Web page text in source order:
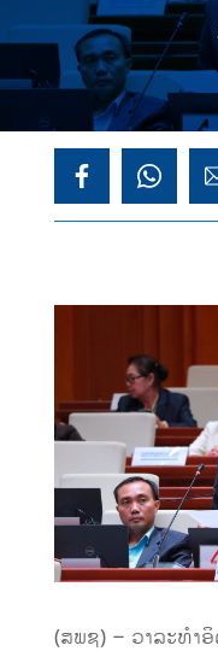
(ສພຊ) – ວາລະທຳ